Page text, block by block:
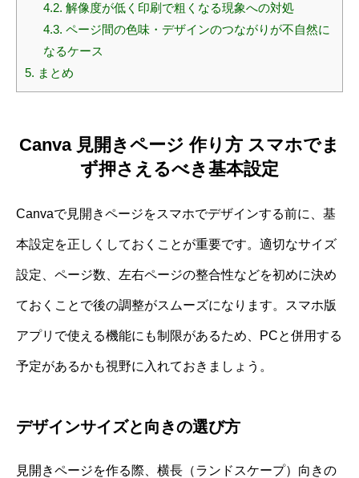
4.2. 解像度が低く印刷で粗くなる現象への対処
4.3. ページ間の色味・デザインのつながりが不自然に
なるケース
5. まとめ
Canva 見開きページ 作り方 スマホでま
ず押さえるべき基本設定
Canvaで見開きページをスマホでデザインする前に、基
本設定を正しくしておくことが重要です。適切なサイズ
設定、ページ数、左右ページの整合性などを初めに決め
ておくことで後の調整がスムーズになります。スマホ版
アプリで使える機能にも制限があるため、PCと併用する
予定があるかも視野に入れておきましょう。
デザインサイズと向きの選び方
見開きページを作る際、横長（ランドスケープ）向きの